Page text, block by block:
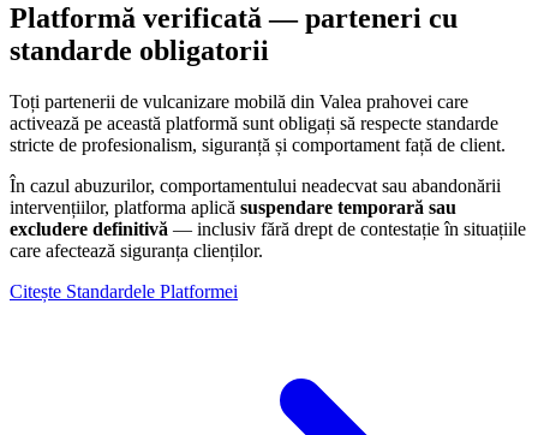
Platformă verificată — parteneri cu
standarde obligatorii
Toți partenerii de vulcanizare mobilă din Valea prahovei care
activează pe această platformă sunt obligați să respecte standarde
stricte de profesionalism, siguranță și comportament față de client.
În cazul abuzurilor, comportamentului neadecvat sau abandonării
intervențiilor, platforma aplică suspendare temporară sau
excludere definitivă — inclusiv fără drept de contestație în situațiile
care afectează siguranța clienților.
Citește Standardele Platformei